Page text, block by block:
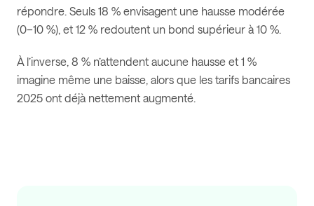
répondre. Seuls 18 % envisagent une hausse modérée
(0–10 %), et 12 % redoutent un bond supérieur à 10 %.
À l’inverse, 8 % n’attendent aucune hausse et 1 %
imagine même une baisse, alors que les tarifs bancaires
2025 ont déjà nettement augmenté.